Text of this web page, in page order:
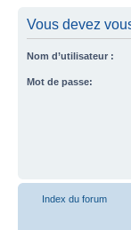
Vous devez
Nom d’utilisateur :
Mot de passe:
Index du forum